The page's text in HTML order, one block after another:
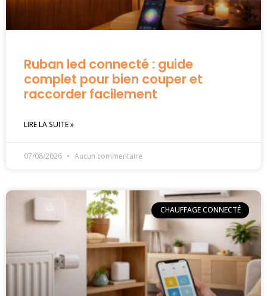
Ruban led connecté : guide
complet pour bien couper et
raccorder facilement
LIRE LA SUITE »
07/08/2026 Aucun commentaire
CHAUFFAGE CONNECTÉ